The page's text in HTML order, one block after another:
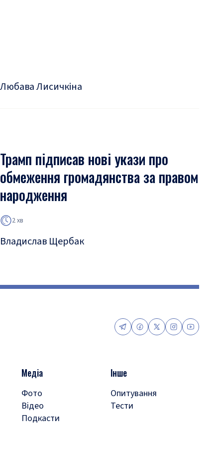
Любава Лисичкіна
Трамп підписав нові укази про
обмеження громадянства за правом
народження
2 хв
Владислав Щербак
Медіа
Фото
Відео
Подкасти
Інше
Опитування
Тести